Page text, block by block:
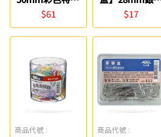
迴紋針 SDI
$61
圓型迴紋針(90
入) ABEL
$17
商品代號 :
商品代號 :